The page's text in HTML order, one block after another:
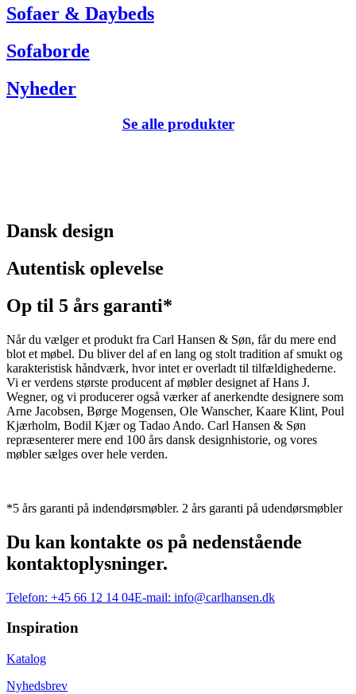
Sofaer & Daybeds
Sofaborde
Nyheder
Se alle produkter
Dansk design
Autentisk oplevelse
Op til 5 års garanti*
Når du vælger et produkt fra Carl Hansen & Søn, får du mere end
blot et møbel. Du bliver del af en lang og stolt tradition af smukt og
karakteristisk håndværk, hvor intet er overladt til tilfældighederne.
Vi er verdens største producent af møbler designet af Hans J.
Wegner, og vi producerer også værker af anerkendte designere som
Arne Jacobsen, Børge Mogensen, Ole Wanscher, Kaare Klint, Poul
Kjærholm, Bodil Kjær og Tadao Ando. Carl Hansen & Søn
repræsenterer mere end 100 års dansk designhistorie, og vores
møbler sælges over hele verden.
*5 års garanti på indendørsmøbler. 2 års garanti på udendørsmøbler
Du kan kontakte os på nedenstående
kontaktoplysninger.
Telefon: +45 66 12 14 04E-mail: info@carlhansen.dk
Inspiration
Katalog
Nyhedsbrev